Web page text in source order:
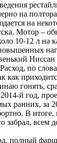
на
на
Мотор
10-12 л
по
й год,
ранних, за
В